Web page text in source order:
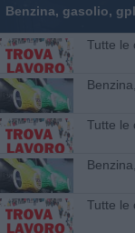
​Benzina, gasolio,
​Tutte le
​Tutte le
​Tutte le